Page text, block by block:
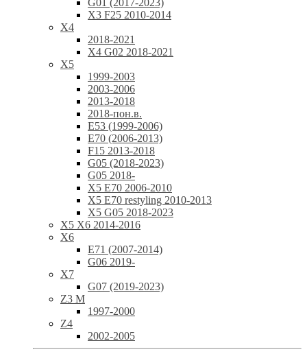
G01 (2017-2023)
X3 F25 2010-2014
X4
2018-2021
X4 G02 2018-2021
X5
1999-2003
2003-2006
2013-2018
2018-пон.в.
E53 (1999-2006)
E70 (2006-2013)
F15 2013-2018
G05 (2018-2023)
G05 2018-
X5 E70 2006-2010
X5 E70 restyling 2010-2013
X5 G05 2018-2023
X5 X6 2014-2016
X6
E71 (2007-2014)
G06 2019-
X7
G07 (2019-2023)
Z3 M
1997-2000
Z4
2002-2005